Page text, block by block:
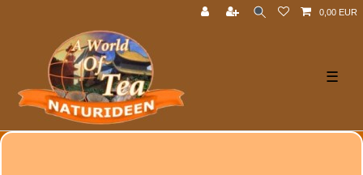
0,00 EUR
☰